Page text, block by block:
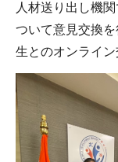
人材送り出し機
ついて意見交換
生とのオンライン